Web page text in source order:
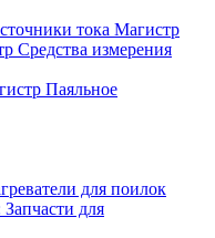
тока Магистр
Средства измерения
Паяльное
для поилок